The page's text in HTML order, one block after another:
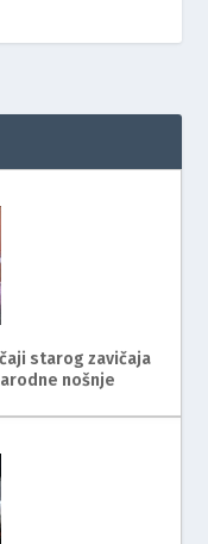
starog zavičaja
nošnje